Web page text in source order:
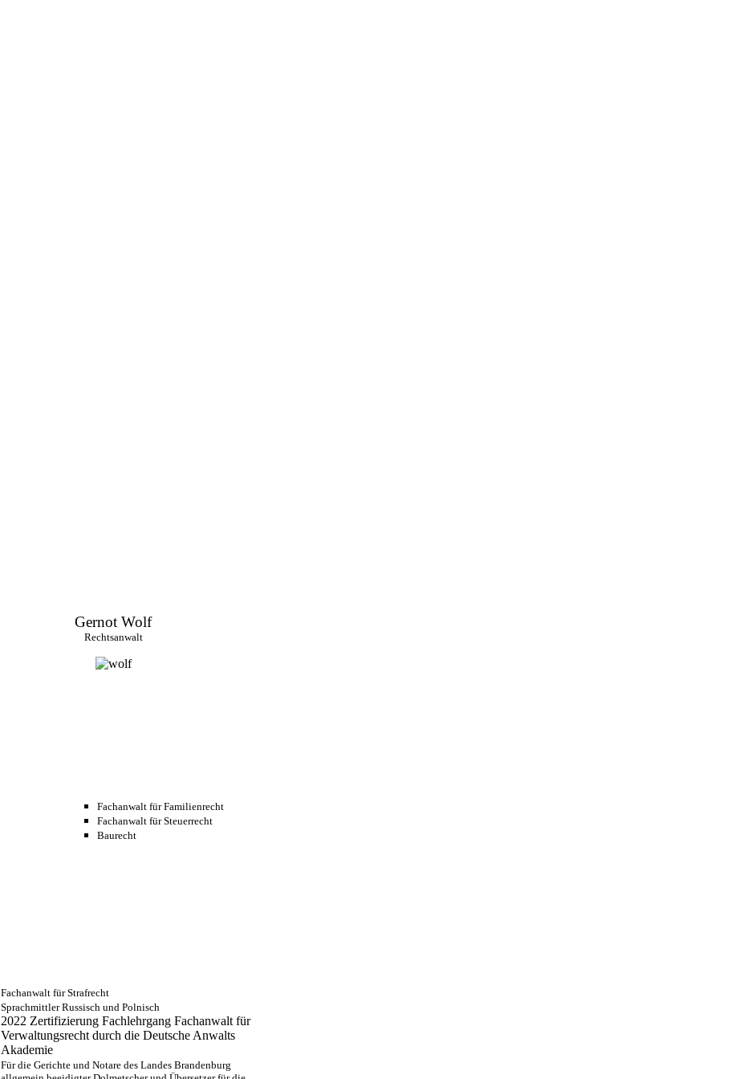
Gernot Wolf
Rechtsanwalt
Fachanwalt für Familienrecht
Fachanwalt für Steuerrecht
Baurecht
Fachanwalt für Strafrecht
Sprachmittler Russisch und Polnisch
2022 Zertifizierung Fachlehrgang Fachanwalt für
Verwaltungsrecht durch die Deutsche Anwalts
Akademie
Für die Gerichte und Notare des Landes Brandenburg